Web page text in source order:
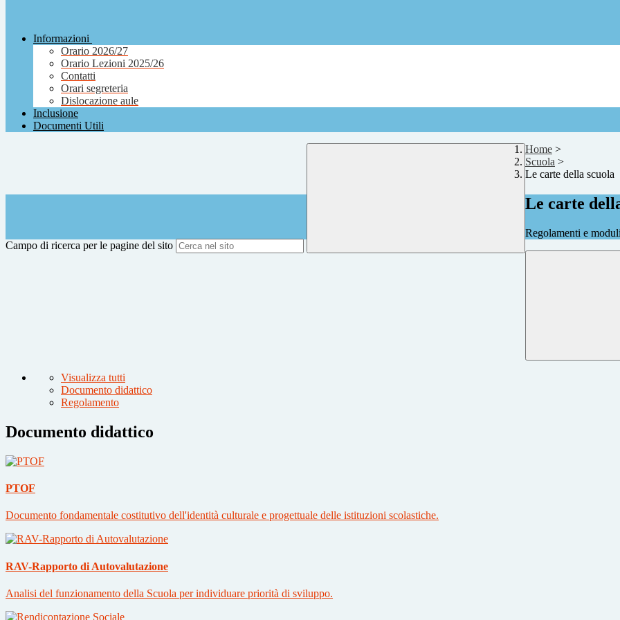
Informazioni
Orario 2026/27
Orario Lezioni 2025/26
Contatti
Orari segreteria
Dislocazione aule
Inclusione
Documenti Utili
Campo di ricerca per le pagine del sito
Home >
Scuola >
Le carte della scuola
Le carte
Regolamenti e
Visualizza tutti
Documento didattico
Regolamento
Documento didattico
PTOF
Documento fondamentale costitutivo dell'identità culturale e progettuale delle istituzioni scolastiche.
RAV-Rapporto di Autovalutazione
Analisi del funzionamento della Scuola per individuare priorità di sviluppo.